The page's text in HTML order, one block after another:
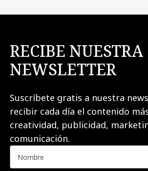
RECIBE NUESTRA
NEWSLETTER
Suscríbete gratis a nuestra
recibir cada día el contenido
creatividad, publicidad,
comunicación.